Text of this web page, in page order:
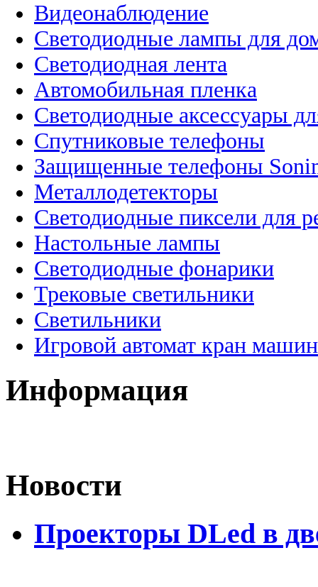
Видеонаблюдение
Светодиодные лампы для
Светодиодная лента
Автомобильная пленка
Светодиодные аксессуары
Спутниковые телефоны
Защищенные телефоны
Металлодетекторы
Светодиодные пиксели для
Настольные лампы
Светодиодные фонарики
Трековые светильники
Светильники
Игровой автомат кран
Информация
Новости
Проекторы DLed в